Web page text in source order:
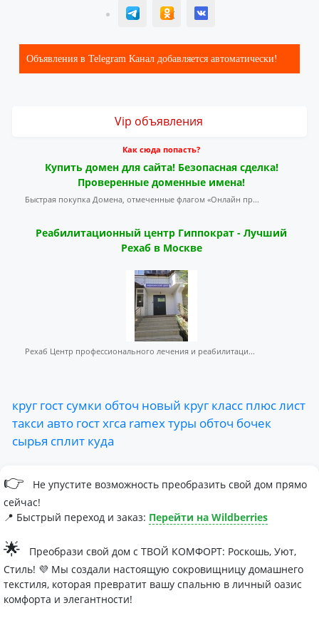
T ОК ВК
Объявления в Telegram Канал добавляется автоматически!
Vip объявления
Как сюда попасть?
Купить домен для сайта! Безопасная сделка!
Проверенные доменные имена!
Быстрая покупка Домена, отмеченные флагом «Онлайн пр...
Реабилитационный центр Гиппократ - Лучший
Рехаб в Москве
Рехаб Центр профессионального лечения и реабилитаци...
круг гост сумки обточ новый круг класс плюслист
такси авто гостхгса ramexтуры обточ бочек
сырья сплит куда
👉
Не упустите возможность преобразить свой дом прямо
сейчас!
📍 Быстрый переход и заказ: Перейти на Wildberries
🌟
Преобрази свой дом с ТВОЙ КОМФОРТ: Роскошь, Уют,
Стиль! 💜 Мы создали настоящую сокровищницу домашнего
текстиля, которая превратит вашу спальню в личный оазис
комфорта и элегантности!